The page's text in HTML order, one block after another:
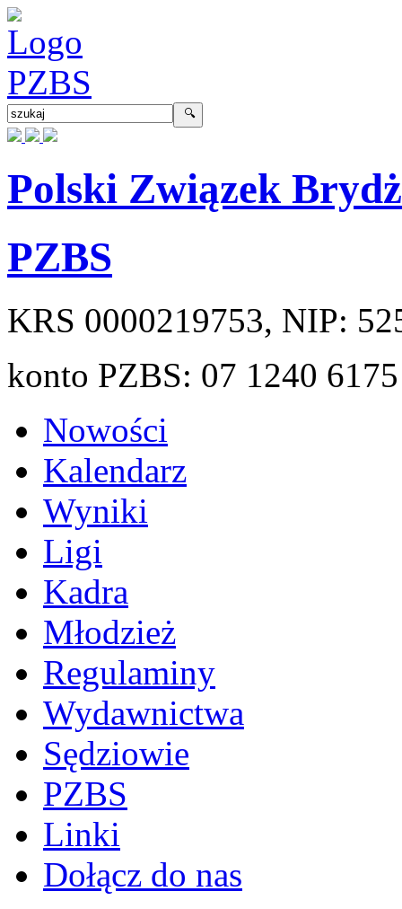
Polski Związek
PZBS
KRS 0000219753, NIP:
konto PZBS: 07 1240
Nowości
Kalendarz
Wyniki
Ligi
Kadra
Młodzież
Regulaminy
Wydawnictwa
Sędziowie
PZBS
Linki
Dołącz do nas